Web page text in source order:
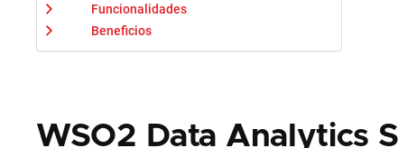
Funcionalidades
Beneficios
WSO2 Data Analytics